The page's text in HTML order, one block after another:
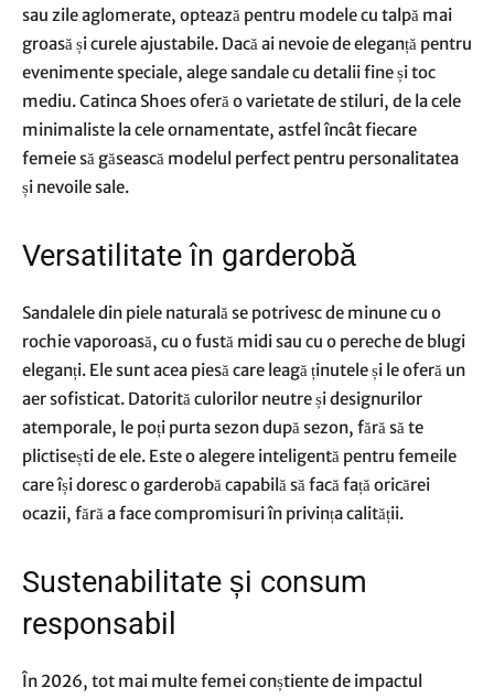
sau zile aglomerate, optează pentru modele cu talpă mai
groasă și curele ajustabile. Dacă ai nevoie de eleganță pentru
evenimente speciale, alege sandale cu detalii fine și toc
mediu. Catinca Shoes oferă o varietate de stiluri, de la cele
minimaliste la cele ornamentate, astfel încât fiecare
femeie să găsească modelul perfect pentru personalitatea
și nevoile sale.
Versatilitate în garderobă
Sandalele din piele naturală se potrivesc de minune cu o
rochie vaporoasă, cu o fustă midi sau cu o pereche de blugi
eleganți. Ele sunt acea piesă care leagă ținutele și le oferă un
aer sofisticat. Datorită culorilor neutre și designurilor
atemporale, le poți purta sezon după sezon, fără să te
plictisești de ele. Este o alegere inteligentă pentru femeile
care își doresc o garderobă capabilă să facă față oricărei
ocazii, fără a face compromisuri în privința calității.
Sustenabilitate și consum
responsabil
În 2026, tot mai multe femei conștiente de impactul